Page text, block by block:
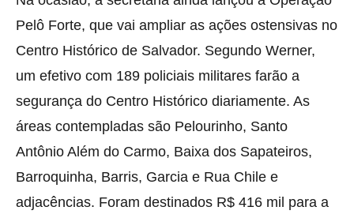
Pelô Forte, que vai ampliar as ações ostensivas no
Centro Histórico de Salvador. Segundo Werner,
um efetivo com 189 policiais militares farão a
segurança do Centro Histórico diariamente. As
áreas contempladas são Pelourinho, Santo
Antônio Além do Carmo, Baixa dos Sapateiros,
Barroquinha, Barris, Garcia e Rua Chile e
adjacências. Foram destinados R$ 416 mil para a